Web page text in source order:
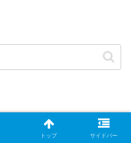
】粉砕Lv3と思われる素
トップ サイドバー